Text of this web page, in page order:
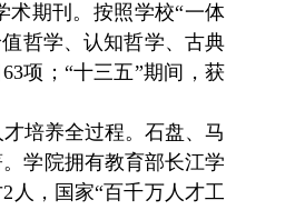
术期刊。按照学校“一体
哲学、认知哲学、古典
项；“十三五”期间，获
培养全过程。 石盘、马
学 院拥有教育部长江学
2 人 ， 国家“百千万人才工